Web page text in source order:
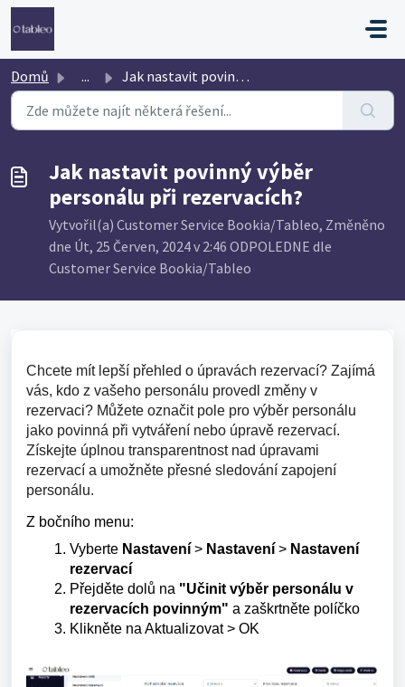
Přeskočit na hlavní obsah
Domů ... Jak nastavit povinný výběr personálu při rezervacích?
Jak nastavit povinný výběr
personálu při rezervacích?
Vytvořil(a) Customer Service Bookia/Tableo, Změněno
dne Út, 25 Červen, 2024 v 2:46 ODPOLEDNE dle
Customer Service Bookia/Tableo
Chcete mít lepší přehled o úpravách rezervací? Zajímá
vás, kdo z vašeho personálu provedl změny v
rezervaci? Můžete označit pole pro výběr personálu
jako povinná při vytváření nebo úpravě rezervací.
Získejte úplnou transparentnost nad úpravami
rezervací a umožněte přesné sledování zapojení
personálu.
Z bočního menu:
Vyberte Nastavení > Nastavení > Nastavení
rezervací
Přejděte dolů na "Učinit výběr personálu v
rezervacích povinným" a zaškrtněte políčko
Klikněte na Aktualizovat > OK